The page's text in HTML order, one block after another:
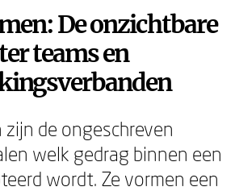
De onzichtbare
teams en
zijn de ongeschreven
welk gedrag binnen een
wordt. Ze vormen een